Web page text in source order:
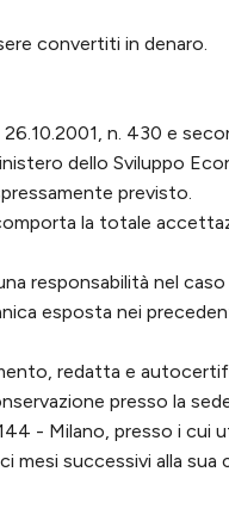
convertiti in denaro.
26.10.2001, n. 430 e
dello Sviluppo
previsto.
la totale
responsabilità nel
esposta nei
redatta e
presso la
- Milano, presso i cui
mesi successivi alla sua